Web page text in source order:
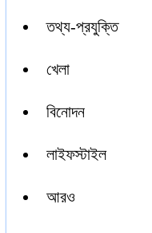
তথ্য-প্রযুক্তি
খেলা
বিনোদন
লাইফস্টাইল
আরও